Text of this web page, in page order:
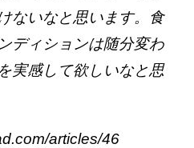
ないなと思います。食
ディションは随分変わ
実感して欲しいなと思
articles/46